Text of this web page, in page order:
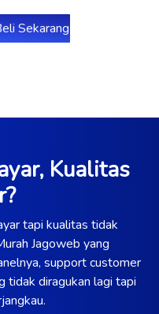
Sekarang
Kualitas
tapi kualitas tidak
Jagoweb yang
support customer
tidak diragukan lagi tapi